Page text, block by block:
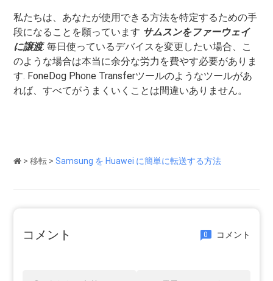
私たちは、あなたが使用できる方法を特定するための手
段になることを願っています サムスンをファーウェイ
に譲渡. 毎日使っているデバイスを変更したい場合、こ
のような場合は本当に余分な労力を費やす必要がありま
す. FoneDog Phone Transferツールのようなツールがあ
れば、すべてがうまくいくことは間違いありません。
>移転 >Samsung を Huawei に簡単に転送する方法
コメント 0 コメント